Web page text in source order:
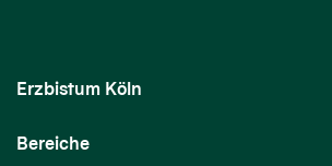
Erzbistum Köln
Bereiche